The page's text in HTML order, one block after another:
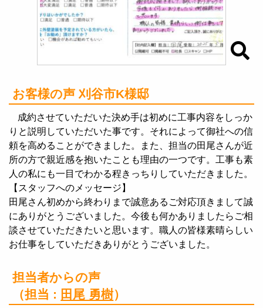
お客様の声 刈谷市K様邸
成約させていただいた決め手は初めに工事内容をしっか
りと説明していただいた事です。それによって御社への信
頼を高めることができました。また、担当の田尾さんが近
所の方で親近感を抱いたことも理由の一つです。工事も素
人の私にも一目でわかる程きっちりしていただきました。
【スタッフへのメッセージ】
田尾さん初めから終わりまで誠意あるご対応頂きまして誠
にありがとうございました。今後も何かありましたらご相
談させていただきたいと思います。職人の皆様素晴らしい
お仕事をしていただきありがとうございました。
担当者からの声
（担当 : 田尾 勇樹）